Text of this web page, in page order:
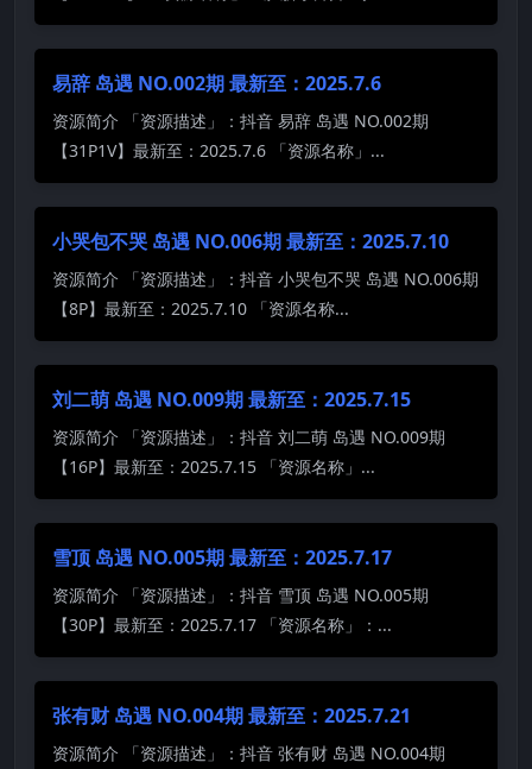
易辞 岛遇 NO.002期 最新至：2025.7.6
资源简介 「资源描述」：抖音 易辞 岛遇 NO.002期
【31P1V】最新至：2025.7.6 「资源名称」...
小哭包不哭 岛遇 NO.006期 最新至：2025.7.10
资源简介 「资源描述」：抖音 小哭包不哭 岛遇 NO.006期
【8P】最新至：2025.7.10 「资源名称...
刘二萌 岛遇 NO.009期 最新至：2025.7.15
资源简介 「资源描述」：抖音 刘二萌 岛遇 NO.009期
【16P】最新至：2025.7.15 「资源名称」...
雪顶 岛遇 NO.005期 最新至：2025.7.17
资源简介 「资源描述」：抖音 雪顶 岛遇 NO.005期
【30P】最新至：2025.7.17 「资源名称」：...
张有财 岛遇 NO.004期 最新至：2025.7.21
资源简介 「资源描述」：抖音 张有财 岛遇 NO.004期